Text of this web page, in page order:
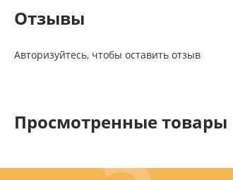
Отзывы
Авторизуйтесь, чтобы оставить отзыв
Просмотренные товары